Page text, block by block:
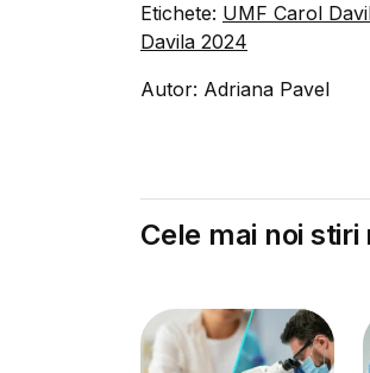
Etichete: UMF Carol
Davila 2024
Autor: Adriana Pavel
Cele mai noi